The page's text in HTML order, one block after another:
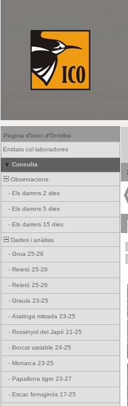
Pàgina d'inici d'Ornitho
Entitats col·laboradores
Consulta
Observacions
- Els darrers 2 dies
- Els darrers 5 dies
- Els darrers 15 dies
Dades i anàlisis
- Grua 25-26
- Reietó 25-26
- Reietó 25-26
- Graula 23-25
- Aratinga mitrada 23-25
- Rossinyol del Japó 21-25
- Brocat variable 24-25
- Monarca 23-25
- Papallona tigre 23-27
- Escac ferruginós 17-25